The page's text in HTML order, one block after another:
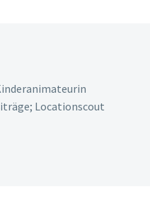
Locationscout